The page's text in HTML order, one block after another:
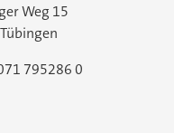
Weg 15
795286 0